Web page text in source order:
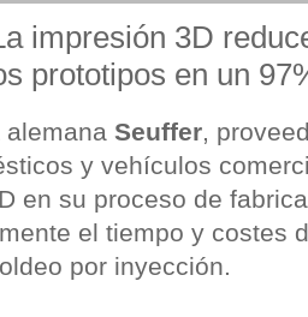
impresión 3D
prototipos en un
alemana Seuffer,
y vehículos
en su proceso de
el tiempo y costes
por inyección.